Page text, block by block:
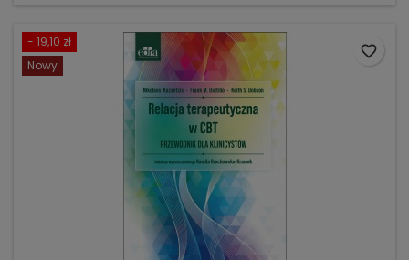
- 19,10 zł
Nowy
favorite_border